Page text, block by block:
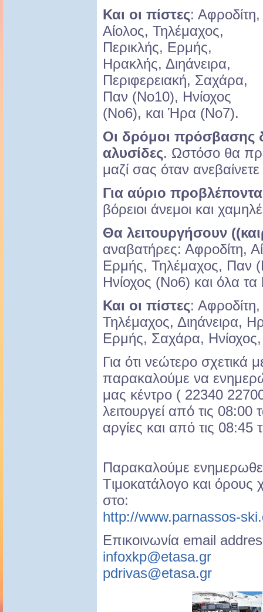
Και οι πίστες: Αφροδίτη,
Αίολος, Τηλέμαχος,
Περικλής, Ερμής,
Ηρακλής, Διηάνειρα,
Περιφερειακή, Σαχάρα,
Παν (Νο10), Ηνίοχος
(Νο6), και Ήρα (Νο7).
Οι δρόμοι πρόσβασης
αλυσίδες. Ωστόσο θα
μαζί σας όταν
Για αύριο
βόρειοι άνεμοι και
Θα λειτουργήσουν
αναβατήρες: Αφροδίτη,
Ερμής, Τηλέμαχος, Παν
Ηνίοχος (Νο6) και όλα
Και οι πίστες:
Τηλέμαχος, Διηάνειρα,
Ερμής, Σαχάρα,
Για ότι νεώτερο σχετικά
παρακαλούμε να
μας κέντρο ( 22340
λειτουργεί από τις
αργίες και από τις 08:45
Παρακαλούμε
Tιμοκατάλογο και
στο:
http://www.parnassos-
Επικοινωνία email
infoxkp@etasa.gr
pdrivas@etasa.gr